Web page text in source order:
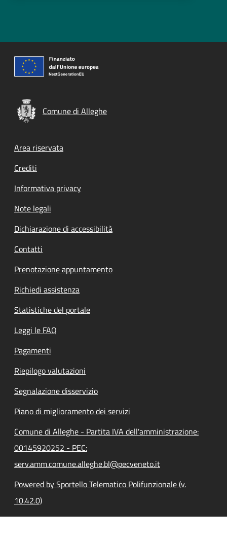
Comune di Alleghe
Footer menu
Area riservata
Crediti
Informativa privacy
Note legali
Dichiarazione di accessibilità
Contatti
Prenotazione appuntamento
Richiedi assistenza
Statistiche del portale
Leggi le FAQ
Pagamenti
Riepilogo valutazioni
Segnalazione disservizio
Piano di miglioramento dei servizi
Comune di Alleghe - Partita IVA dell'amministrazione:
00145920252 - PEC:
serv.amm.comune.alleghe.bl@pecveneto.it
Powered by Sportello Telematico Polifunzionale (v.
10.42.0)